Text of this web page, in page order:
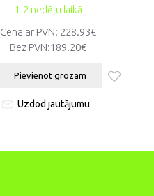
1-2 nedēļu laikā
Cena ar PVN: 228.93€
Bez PVN:189.20€
Pievienot grozam
Uzdod jautājumu